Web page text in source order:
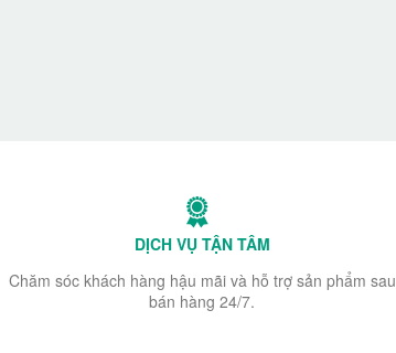
DỊCH VỤ TẬN TÂM
Chăm sóc khách hàng hậu mãi và hỗ trợ sản phẩm sau
bán hàng 24/7.